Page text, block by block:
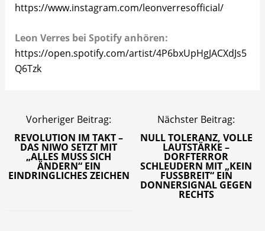
https://www.instagram.com/leonverresofficial/
Leon Verres bei Spotify anhören:
https://open.spotify.com/artist/4P6bxUpHgJACXdJs5
Q6Tzk
Vorheriger Beitrag:
REVOLUTION IM TAKT –
DAS NIWO SETZT MIT
„ALLES MUSS SICH
ÄNDERN“ EIN
EINDRINGLICHES ZEICHEN
Nächster Beitrag:
NULL TOLERANZ, VOLLE
LAUTSTÄRKE –
DORFTERROR
SCHLEUDERN MIT „KEIN
FUSSBREIT“ EIN
DONNERSIGNAL GEGEN
RECHTS